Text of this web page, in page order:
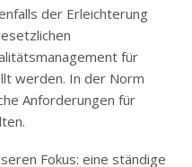
der Erleichterung
für
werden. In der Norm
Anforderungen für
Fokus: eine ständige